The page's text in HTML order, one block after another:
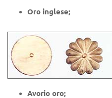
Oro inglese;
Avorio oro;